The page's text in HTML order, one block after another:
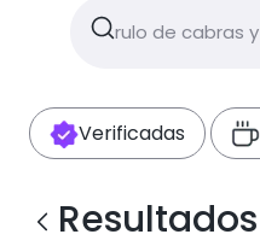
Verificadas
Resultados